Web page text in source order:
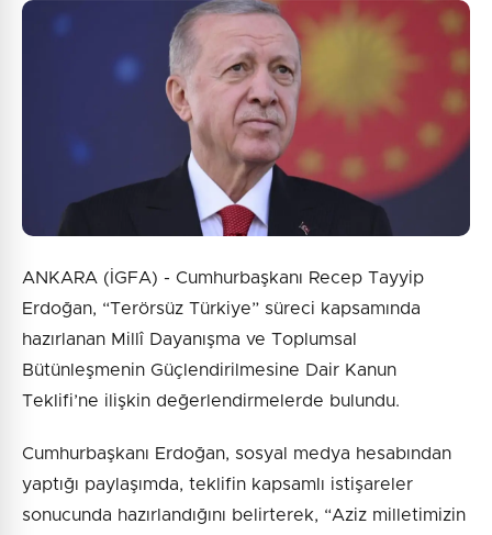
ANKARA (İGFA) - Cumhurbaşkanı Recep Tayyip
Erdoğan, “Terörsüz Türkiye” süreci kapsamında
hazırlanan Millî Dayanışma ve Toplumsal
Bütünleşmenin Güçlendirilmesine Dair Kanun
Teklifi’ne ilişkin değerlendirmelerde bulundu.
Cumhurbaşkanı Erdoğan, sosyal medya hesabından
yaptığı paylaşımda, teklifin kapsamlı istişareler
sonucunda hazırlandığını belirterek, “Aziz milletimizin